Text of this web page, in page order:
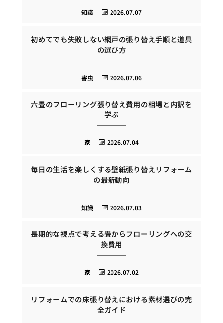
2026.07.07
知識
初めてでも失敗しない網戸の張り替え手順と道具
の選び方
2026.07.06
害虫
六畳のフローリング張り替え費用の相場と内訳を
学ぶ
2026.07.04
家
毎日の生活を楽しくする壁紙張り替えリフォーム
の最新動向
2026.07.03
知識
長期的な視点で考える畳からフローリングへの交
換費用
2026.07.02
家
リフォームでの床張り替えにおける素材選びの完
全ガイド